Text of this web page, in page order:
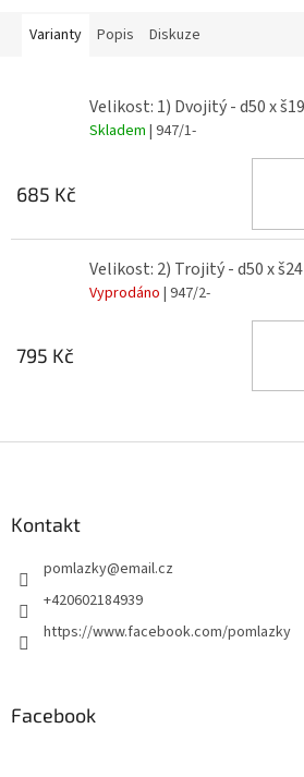
Varianty Popis Diskuze
Velikost: 1) Dvojitý - d50 x
Skladem | 947/1-
685 Kč
Velikost: 2) Trojitý - d50 x
Vyprodáno | 947/2-
795 Kč
Kontakt
pomlazky@email.cz
+420602184939
https://www.facebook.com/pomlazky
Facebook